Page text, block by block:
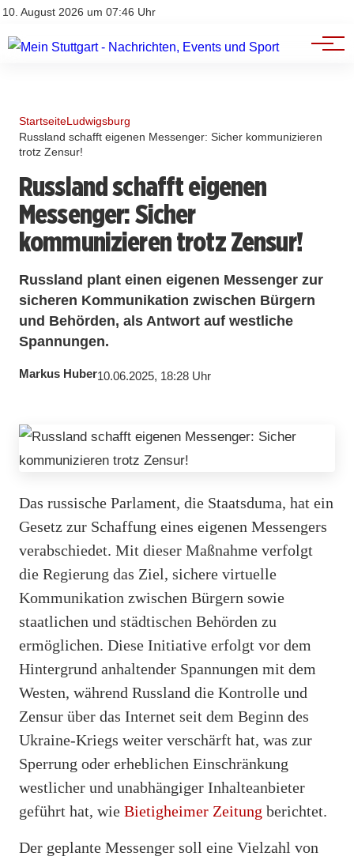
10. August 2026 um 07:46 Uhr
Impressum
Branchenbuch
Werbung
StartseiteLudwigsburg
Russland schafft eigenen Messenger: Sicher kommunizieren
trotz Zensur!
Russland schafft eigenen
Messenger: Sicher
kommunizieren trotz Zensur!
Russland plant einen eigenen Messenger zur
sicheren Kommunikation zwischen Bürgern
und Behörden, als Antwort auf westliche
Spannungen.
Markus Huber10.06.2025, 18:28 Uhr
Das russische Parlament, die Staatsduma, hat ein
Gesetz zur Schaffung eines eigenen Messengers
verabschiedet. Mit dieser Maßnahme verfolgt
die Regierung das Ziel, sichere virtuelle
Kommunikation zwischen Bürgern sowie
staatlichen und städtischen Behörden zu
ermöglichen. Diese Initiative erfolgt vor dem
Hintergrund anhaltender Spannungen mit dem
Westen, während Russland die Kontrolle und
Zensur über das Internet seit dem Beginn des
Ukraine-Kriegs weiter verschärft hat, was zur
Sperrung oder erheblichen Einschränkung
westlicher und unabhängiger Inhalteanbieter
geführt hat, wie Bietigheimer Zeitung berichtet.
Der geplante Messenger soll eine Vielzahl von